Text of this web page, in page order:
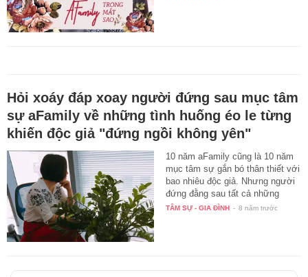
Hỏi xoáy đáp xoay người đứng sau mục tâm
sự aFamily về những tình huống éo le từng
khiến độc giả "đứng ngồi không yên"
10 năm aFamily cũng là 10 năm
mục tâm sự gắn bó thân thiết với
bao nhiêu độc giả. Nhưng người
đứng đằng sau tất cả những
câu…
TÂM SỰ - GIA ĐÌNH - 8 năm trước